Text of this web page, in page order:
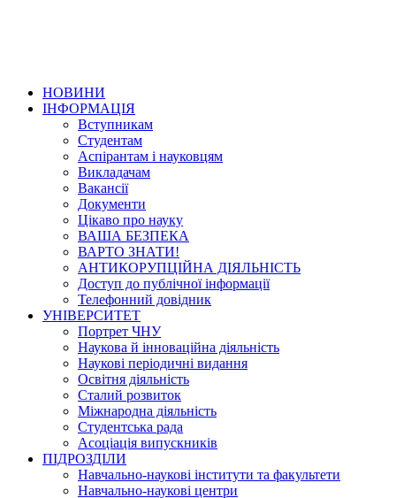
НОВИНИ
ІНФОРМАЦІЯ
Вступникам
Студентам
Аспірантам і науковцям
Викладачам
Вакансії
Документи
Цікаво про науку
ВАША БЕЗПЕКА
ВАРТО ЗНАТИ!
АНТИКОРУПЦІЙНА ДІЯЛЬНІСТЬ
Доступ до публічної інформації
Телефонний довідник
УНІВЕРСИТЕТ
Портрет ЧНУ
Наукова й інноваційна діяльність
Наукові періодичні видання
Освітня діяльність
Сталий розвиток
Міжнародна діяльність
Студентська рада
Асоціація випускників
ПІДРОЗДІЛИ
Навчально-наукові інститути та факультети
Навчально-наукові центри